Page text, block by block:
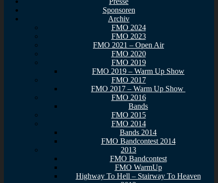
Sponsoren
Archiv
FMO 2024
FMO 2023
FMO 2021 – Open Air
FMO 2020
FMO 2019
FMO 2019 – Warm Up Show
FMO 2017
FMO 2017 – Warm Up Show
FMO 2016
Bands
FMO 2015
FMO 2014
Bands 2014
FMO Bandcontest 2014
2013
FMO Bandcontest
FMO WarmUp
Highway To Hell – Stairway To Heaven